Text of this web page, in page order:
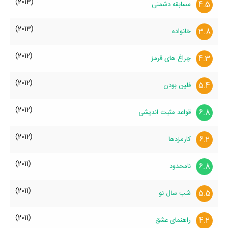
4.5 مسابقه دشمنی
3.8 خانواده (2013)
4.3 چراغ های قرمز (2012)
5.4 فلین بودن (2012)
6.8 قواعد مثبت اندیشی (2012)
6.2 کارمزدها (2012)
6.8 نامحدود (2011)
5.5 شب سال نو (2011)
4.2 راهنمای عشق (2011)